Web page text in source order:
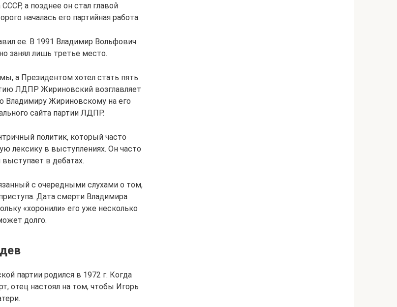
а позднее он стал главой
началась его партийная работа.
ее. В 1991 Владимир Вольфович
занял лишь третье место.
а Президентом хотел стать пять
ЛДПР Жириновский возглавляет
Владимиру Жириновскому на его
сайта партии ЛДПР.
политик, который часто
лексику в выступлениях. Он часто
в дебатах.
с очередными слухами о том,
Дата смерти Владимира
«хоронили» его уже несколько
долго.
партии родился в 1972 г. Когда
отец настоял на том, чтобы Игорь